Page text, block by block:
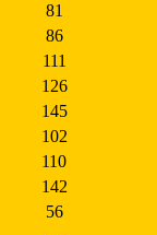
81
86
111
126
145
102
110
142
56